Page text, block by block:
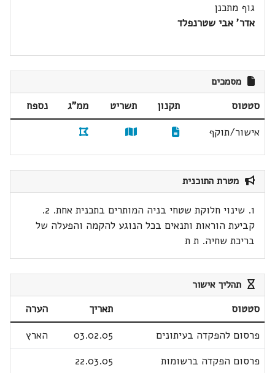
גוף מתכנן
אדר' אבי שטרנפלד
מסמכים
סטטוס תקנון תשריט ממ"ג
נספח
אישור/תוקף
מטרת התוכנית
1. שינוי חלוקת שטחי בניה המותרים בתכנית אחת. 2.
קביעת הוראות ותנאים בכל הנוגע להקמה והפעלה של
בריכת שחיה. ת ת
תהליך אישור
סטטוס תאריך
הערה
פרסום להפקדה בעיתונים
03.02.05
הארץ
פרסום הפקדה ברשומות
22.03.05